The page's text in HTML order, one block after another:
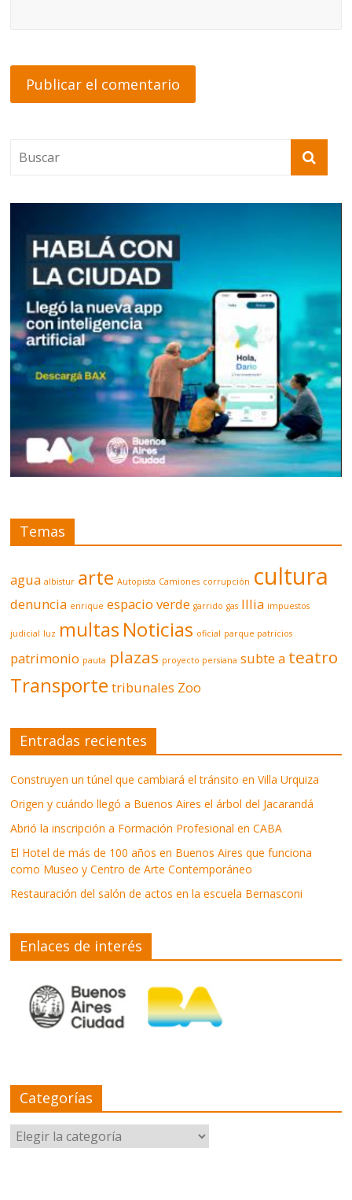
Temas
agua albistur arte Autopista Camiones corrupción cultura
denuncia enrique espacio verde garrido gas Illia impuestos
judicial luz multas Noticias oficial parque patricios
patrimonio pauta plazas proyecto persiana subte a teatro
Transporte tribunales Zoo
Entradas recientes
Construyen un túnel que cambiará el tránsito en Villa Urquiza
Origen y cuándo llegó a Buenos Aires el árbol del Jacarandá
Abrió la inscripción a Formación Profesional en CABA
El Hotel de más de 100 años en Buenos Aires que funciona
como Museo y Centro de Arte Contemporáneo
Restauración del salón de actos en la escuela Bernasconi
Enlaces de interés
Categorías
Categorías